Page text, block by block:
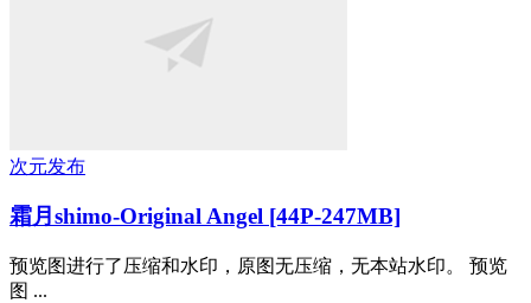
次元发布
霜月shimo-Original Angel [44P-247MB]
预览图进行了压缩和水印，原图无压缩，无本站水印。 预览
图 ...